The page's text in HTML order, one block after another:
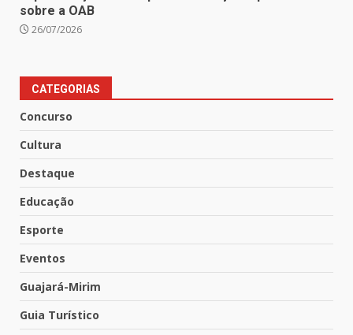
sobre a OAB
26/07/2026
CATEGORIAS
Concurso
Cultura
Destaque
Educação
Esporte
Eventos
Guajará-Mirim
Guia Turístico